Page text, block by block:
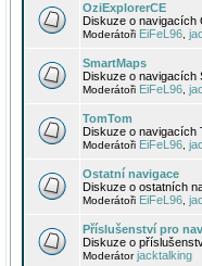
OziExplorerCE
Diskuze o navigacích
Moderátoři EiFeL96
SmartMaps
Diskuze o navigacích
Moderátoři EiFeL96
TomTom
Diskuze o navigacích
Moderátoři EiFeL96
Ostatní navigace
Diskuze o ostatních
Moderátoři EiFeL96
Příslušenství pro
Diskuze o
Moderátorjacktalking